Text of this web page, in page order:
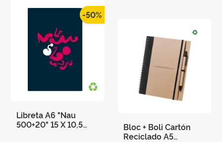
-50%
Libreta A6 "Nau
500+20" 15 X 10,5
Bloc + Boli Cartón
Reciclado A5